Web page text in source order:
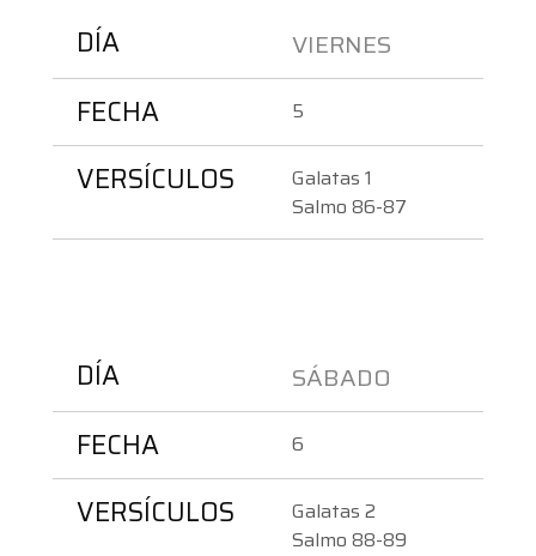
DÍA VIERNES
FECHA 5
VERSÍCULOS
Galatas 1
Salmo 86-87
DÍA SÁBADO
FECHA 6
VERSÍCULOS
Galatas 2
Salmo 88-89